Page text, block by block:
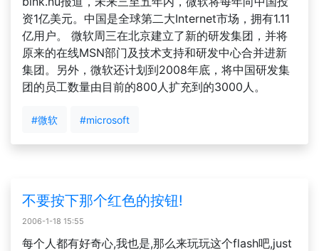
资1亿美元。中国是全球第二大Internet市场，拥有1.11
亿用户。 微软周三在北京建立了新的研发集团，并将
原来的在线MSN部门及技术支持和研发中心合并进新
集团。另外，微软还计划到2008年底，将中国研发集
团的员工数量由目前的800人扩充到的3000人。
#微软 #microsoft
不要按下那个红色的按钮!
2006-1-18 15:55
每个人都有好奇心,我也是,那么来玩玩这个flash吧,just